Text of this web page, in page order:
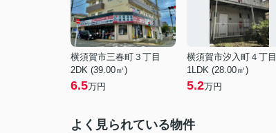
横須賀市三春町３丁目
2DK (39.00㎡)
6.5万円
横須賀市汐入町４丁目
1LDK (28.00㎡)
5.2万円
よく見られている物件